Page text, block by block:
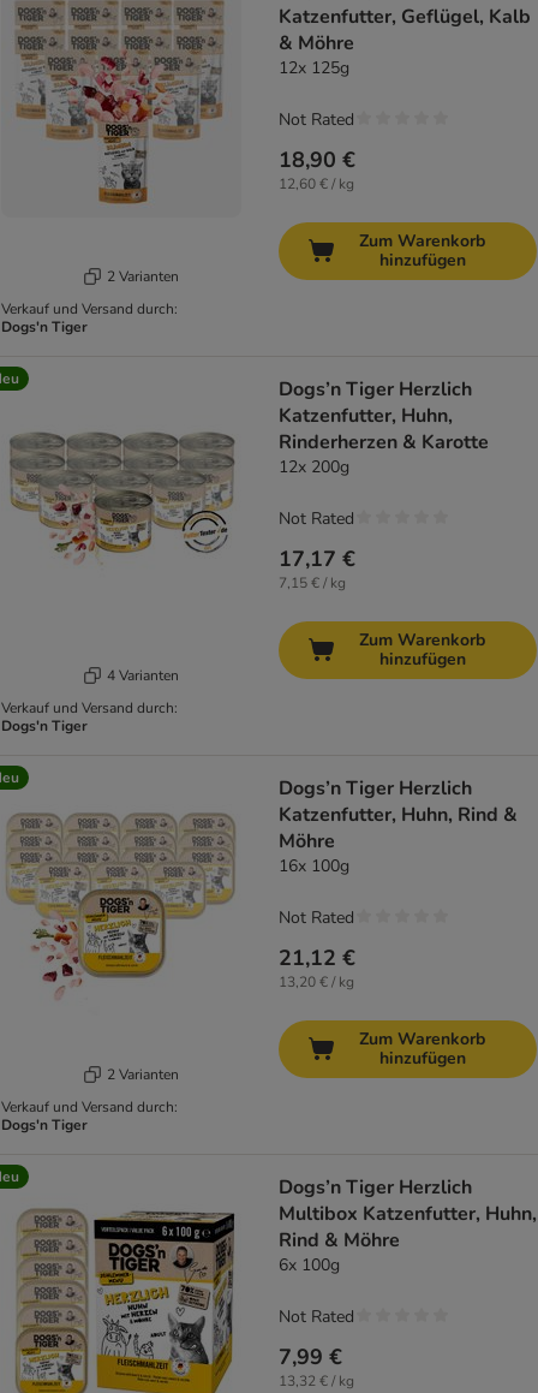
2 Varianten
Verkauf und Versand durch:
Dogs'n Tiger
Katzenfutter, Geflügel, Kalb
& Möhre
12x 125g
18,90 €
12,60 € / kg
Not Rated
Zum Warenkorb
hinzufügen
4 Varianten
Verkauf und Versand durch:
Dogs'n Tiger
Dogs’n Tiger Herzlich
Katzenfutter, Huhn,
Rinderherzen & Karotte
12x 200g
17,17 €
7,15 € / kg
Not Rated
Zum Warenkorb
hinzufügen
2 Varianten
Verkauf und Versand durch:
Dogs'n Tiger
Dogs’n Tiger Herzlich
Katzenfutter, Huhn, Rind &
Möhre
16x 100g
21,12 €
13,20 € / kg
Not Rated
Zum Warenkorb
hinzufügen
Dogs’n Tiger Herzlich
Multibox Katzenfutter, Huhn,
Rind & Möhre
6x 100g
7,99 €
13,32 € / kg
Not Rated